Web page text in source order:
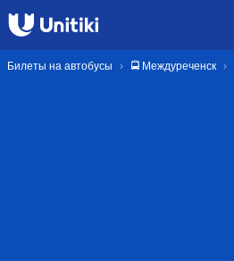
Билеты на автобусы 🚍 Междуреченск